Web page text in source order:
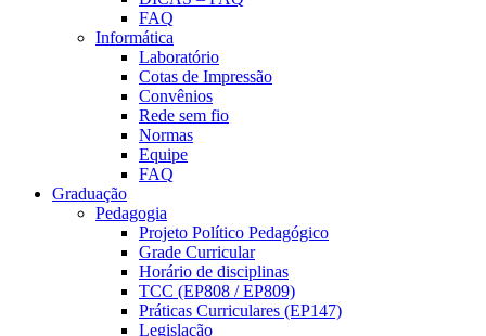
FAQ
Informática
Laboratório
Cotas de Impressão
Convênios
Rede sem fio
Normas
Equipe
FAQ
Graduação
Pedagogia
Projeto Político Pedagógico
Grade Curricular
Horário de disciplinas
TCC (EP808 / EP809)
Práticas Curriculares (EP147)
Legislação